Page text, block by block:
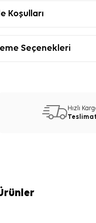
Koşulları
Seçenekleri
Hızlı
Teslimat